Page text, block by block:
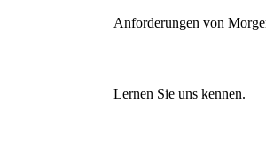
Anforderungen von
Lernen Sie uns kennen.